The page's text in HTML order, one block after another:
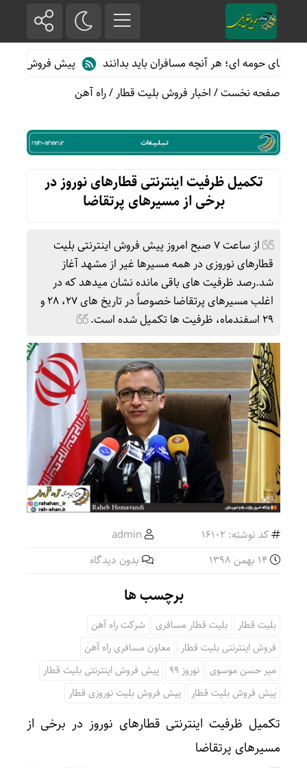
حومه ای؛ هر آنچه مسافران باید بدانند
پیش فروش بلیت
صفحه نخست/اخبار فروش بلیت قطار/راه آهن
تکمیل ظرفیت اینترنتی قطارهای نوروز‌ در
برخی از مسیرهای پرتقاضا
از ساعت ۷ صبح امروز پیش فروش اینترنتی بلیت
قطارهای نوروزی در همه مسیرها غیر از مشهد آغاز
شد.رصد ظرفیت های باقی مانده نشان میدهد که در
اغلب مسیرهای پرتقاضا خصوصاً در تاریخ های ۲۷، ۲۸ و
۲۹ اسفند‌ماه، ظرفیت ها تکمیل شده است.
کد نوشته: 16102
admin
بدون دیدگاه
برچسب ها
بلیت قطار بلیت قطار مسافری
شرکت راه آهن
فروش اینترنتی بلیت قطار
معاون مسافری راه آهن
میر حسن موسوی
نوروز 99
پیش فروش اینترنتی بلیت قطار
پیش فروش بلیت قطار
پیش فروش بلیت نوروزی قطار
تکمیل ظرفیت اینترنتی قطارهای نوروز‌ در برخی از
مسیرهای پرتقاضا